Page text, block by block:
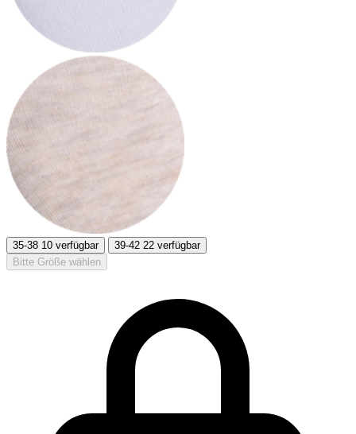
35-38 10 verfügbar 39-42 22 verfügbar
Bitte Größe wählen